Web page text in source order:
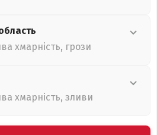
хмарність, грози
хмарність, зливи